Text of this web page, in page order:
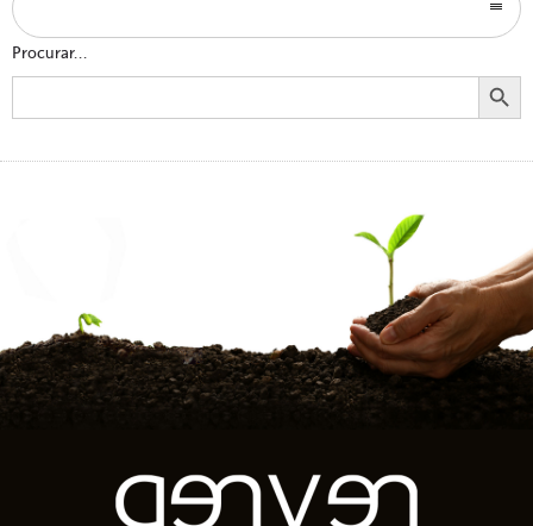
Procurar...
Search
Search Button